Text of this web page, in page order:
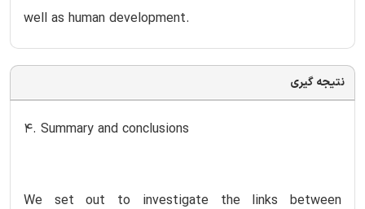
well as human development.
نتیجه گیری
4. Summary and conclusions
We set out to investigate the links between